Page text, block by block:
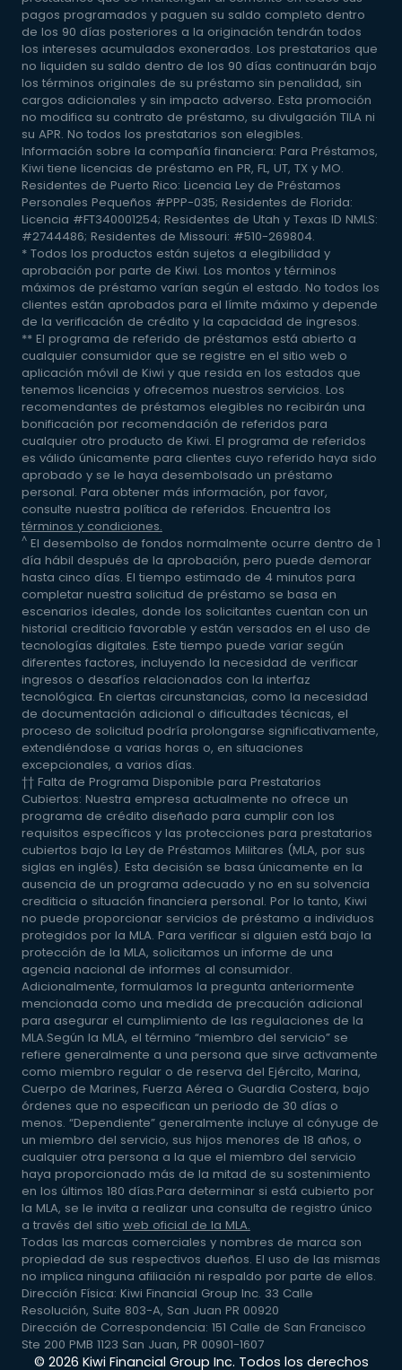
pagos programados y paguen su saldo completo dentro
de los 90 días posteriores a la originación tendrán todos
los intereses acumulados exonerados. Los prestatarios que
no liquiden su saldo dentro de los 90 días continuarán bajo
los términos originales de su préstamo sin penalidad, sin
cargos adicionales y sin impacto adverso. Esta promoción
no modifica su contrato de préstamo, su divulgación TILA ni
su APR. No todos los prestatarios son elegibles.
Información sobre la compañía financiera: Para Préstamos,
Kiwi tiene licencias de préstamo en PR, FL, UT, TX y MO.
Residentes de Puerto Rico: Licencia Ley de Préstamos
Personales Pequeños #PPP-035; Residentes de Florida:
Licencia #FT340001254; Residentes de Utah y Texas ID NMLS:
#2744486; Residentes de Missouri: #510-269804.
* Todos los productos están sujetos a elegibilidad y
aprobación por parte de Kiwi. Los montos y términos
máximos de préstamo varían según el estado. No todos los
clientes están aprobados para el límite máximo y depende
de la verificación de crédito y la capacidad de ingresos.
** El programa de referido de préstamos está abierto a
cualquier consumidor que se registre en el sitio web o
aplicación móvil de Kiwi y que resida en los estados que
tenemos licencias y ofrecemos nuestros servicios. Los
recomendantes de préstamos elegibles no recibirán una
bonificación por recomendación de referidos para
cualquier otro producto de Kiwi. El programa de referidos
es válido únicamente para clientes cuyo referido haya sido
aprobado y se le haya desembolsado un préstamo
personal. Para obtener más información, por favor,
consulte nuestra política de referidos. Encuentra los
términos y condiciones.
^El desembolso de fondos normalmente ocurre dentro de 1
día hábil después de la aprobación, pero puede demorar
hasta cinco días. El tiempo estimado de 4 minutos para
completar nuestra solicitud de préstamo se basa en
escenarios ideales, donde los solicitantes cuentan con un
historial crediticio favorable y están versados en el uso de
tecnologías digitales. Este tiempo puede variar según
diferentes factores, incluyendo la necesidad de verificar
ingresos o desafíos relacionados con la interfaz
tecnológica. En ciertas circunstancias, como la necesidad
de documentación adicional o dificultades técnicas, el
proceso de solicitud podría prolongarse significativamente,
extendiéndose a varias horas o, en situaciones
excepcionales, a varios días.
†† Falta de Programa Disponible para Prestatarios
Cubiertos: Nuestra empresa actualmente no ofrece un
programa de crédito diseñado para cumplir con los
requisitos específicos y las protecciones para prestatarios
cubiertos bajo la Ley de Préstamos Militares (MLA, por sus
siglas en inglés). Esta decisión se basa únicamente en la
ausencia de un programa adecuado y no en su solvencia
crediticia o situación financiera personal. Por lo tanto, Kiwi
no puede proporcionar servicios de préstamo a individuos
protegidos por la MLA. Para verificar si alguien está bajo la
protección de la MLA, solicitamos un informe de una
agencia nacional de informes al consumidor.
Adicionalmente, formulamos la pregunta anteriormente
mencionada como una medida de precaución adicional
para asegurar el cumplimiento de las regulaciones de la
MLA.Según la MLA, el término “miembro del servicio” se
refiere generalmente a una persona que sirve activamente
como miembro regular o de reserva del Ejército, Marina,
Cuerpo de Marines, Fuerza Aérea o Guardia Costera, bajo
órdenes que no especifican un periodo de 30 días o
menos. “Dependiente” generalmente incluye al cónyuge de
un miembro del servicio, sus hijos menores de 18 años, o
cualquier otra persona a la que el miembro del servicio
haya proporcionado más de la mitad de su sostenimiento
en los últimos 180 días.Para determinar si está cubierto por
la MLA, se le invita a realizar una consulta de registro único
a través del sitio web oficial de la MLA.
Todas las marcas comerciales y nombres de marca son
propiedad de sus respectivos dueños. El uso de las mismas
no implica ninguna afiliación ni respaldo por parte de ellos.
Dirección Física: Kiwi Financial Group Inc. 33 Calle
Resolución, Suite 803-A, San Juan PR 00920
Dirección de Correspondencia: 151 Calle de San Francisco
Ste 200 PMB 1123 San Juan, PR 00901-1607
© 2026 Kiwi Financial Group Inc. Todos los derechos